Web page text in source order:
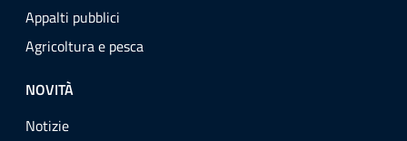
Appalti pubblici
Agricoltura e pesca
NOVITÀ
Notizie